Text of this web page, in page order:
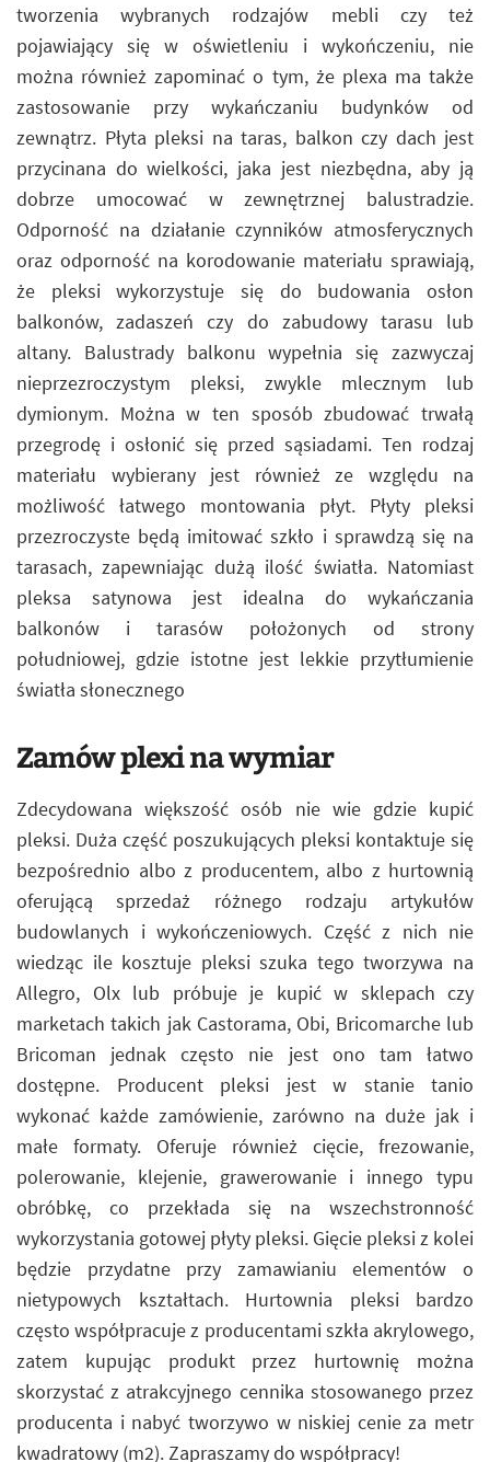
tworzenia wybranych rodzajów mebli czy też
pojawiający się w oświetleniu i wykończeniu, nie
można również zapominać o tym, że plexa ma także
zastosowanie przy wykańczaniu budynków od
zewnątrz. Płyta pleksi na taras, balkon czy dach jest
przycinana do wielkości, jaka jest niezbędna, aby ją
dobrze umocować w zewnętrznej balustradzie.
Odporność na działanie czynników atmosferycznych
oraz odporność na korodowanie materiału sprawiają,
że pleksi wykorzystuje się do budowania osłon
balkonów, zadaszeń czy do zabudowy tarasu lub
altany. Balustrady balkonu wypełnia się zazwyczaj
nieprzezroczystym pleksi, zwykle mlecznym lub
dymionym. Można w ten sposób zbudować trwałą
przegrodę i osłonić się przed sąsiadami. Ten rodzaj
materiału wybierany jest również ze względu na
możliwość łatwego montowania płyt. Płyty pleksi
przezroczyste będą imitować szkło i sprawdzą się na
tarasach, zapewniając dużą ilość światła. Natomiast
pleksa satynowa jest idealna do wykańczania
balkonów i tarasów położonych od strony
południowej, gdzie istotne jest lekkie przytłumienie
światła słonecznego
Zamów plexi na wymiar
Zdecydowana większość osób nie wie gdzie kupić
pleksi. Duża część poszukujących pleksi kontaktuje się
bezpośrednio albo z producentem, albo z hurtownią
oferującą sprzedaż różnego rodzaju artykułów
budowlanych i wykończeniowych. Część z nich nie
wiedząc ile kosztuje pleksi szuka tego tworzywa na
Allegro, Olx lub próbuje je kupić w sklepach czy
marketach takich jak Castorama, Obi, Bricomarche lub
Bricoman jednak często nie jest ono tam łatwo
dostępne. Producent pleksi jest w stanie tanio
wykonać każde zamówienie, zarówno na duże jak i
małe formaty. Oferuje również cięcie, frezowanie,
polerowanie, klejenie, grawerowanie i innego typu
obróbkę, co przekłada się na wszechstronność
wykorzystania gotowej płyty pleksi. Gięcie pleksi z kolei
będzie przydatne przy zamawianiu elementów o
nietypowych kształtach. Hurtownia pleksi bardzo
często współpracuje z producentami szkła akrylowego,
zatem kupując produkt przez hurtownię można
skorzystać z atrakcyjnego cennika stosowanego przez
producenta i nabyć tworzywo w niskiej cenie za metr
kwadratowy (m2). Zapraszamy do współpracy!